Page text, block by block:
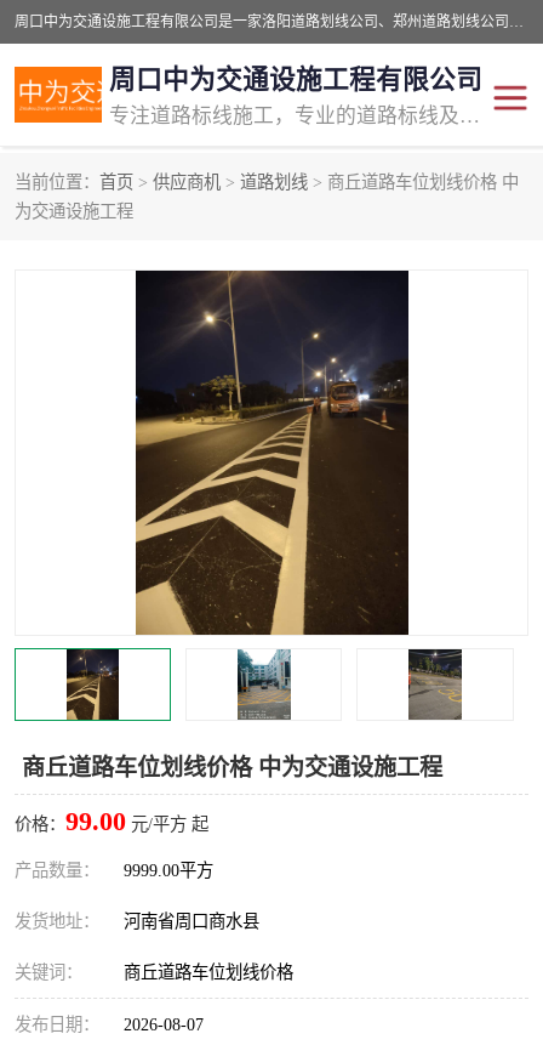
周口中为交通设施工程有限公司是一家洛阳道路划线公司、郑州道路划线公司、平顶山道路车位划线公司、开封车位划线公司、许昌道路车位划线公司、漯河道路车位划线公司，公司始终坚持“诚信、匠心、专注”的宗旨；我们的经营理念是：的服务。
周口中为交通设施工程有限公司
专注道路标线施工，专业的道路标线及交通设施施工服务商!
当前位置： 首页 > 供应商机 > 道路划线 > 商丘道路车位划线价格 中
为交通设施工程
商丘道路车位划线价格 中为交通设施工程
价格： 99.00 元/平方 起
产品数量： 9999.00平方
发货地址： 河南省周口商水县
关键词： 商丘道路车位划线价格
发布日期： 2026-08-07
交通道路标线
道路标线划线 马路标线
道路划线